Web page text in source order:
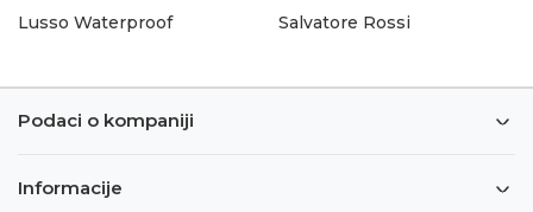
Lusso Waterproof
Salvatore Rossi
Podaci o kompaniji
Informacije